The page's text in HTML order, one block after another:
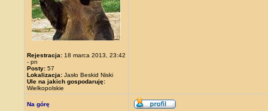
Rejestracja: 18 marca 2013, 23:42
- pn
Posty: 57
Lokalizacja: Jasło Beskid Niski
Ule na jakich gospodaruję:
Wielkopolskie
Na górę